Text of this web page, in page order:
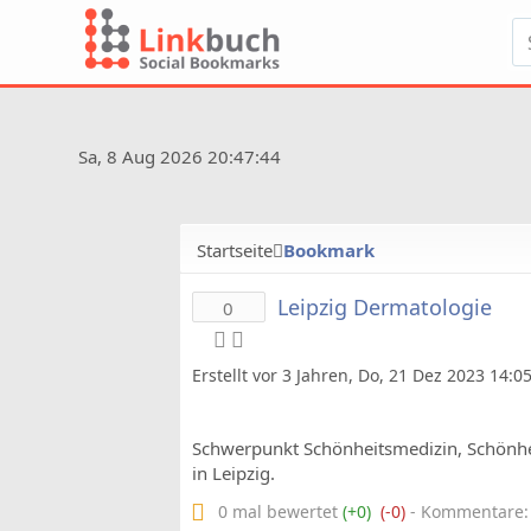
Sa, 8 Aug 2026 20:47:44
Startseite Bookmark
0 Leipzig Dermatologie
Erstellt vor 3 Jahren, Do, 21 Dez 2023
Schwerpunkt Schönheitsmedizin,
in Leipzig.
0 mal bewertet (+0) (-0) -